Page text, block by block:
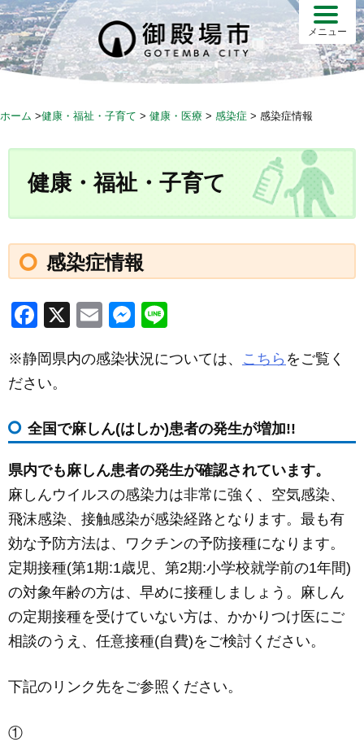
S
k
i
p
メニュー
ホーム >健康・福祉・子育て > 健康・医療 > 感染症 > 感染症情報
健康・福祉・子育て
感染症情報
F
c
e
b
o
o
k
X
E
ail
M
ss
n
g
er
e
※静岡県内の感染状況については、 こちら をご覧く
ださい。
全国で麻しん(はしか)患者の発生が増加!!
県内でも麻しん患者の発生が確認されています。
麻しんウイルスの感染力は非常に強く、空気感染、
飛沫感染、接触感染が感染経路となります。最も有
効な予防方法は、ワクチンの予防接種になります。
定期接種(第1期:1歳児、第2期:小学校就学前の1年間)
の対象年齢の方は、早めに接種しましょう。麻しん
の定期接種を受けていない方は、かかりつけ医にご
相談のうえ、任意接種(自費)をご検討ください。
下記のリンク先をご参照ください。
①